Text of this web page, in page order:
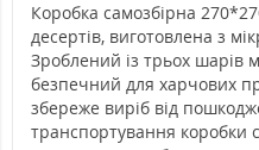
Коробка самозбірна
десертів, виготовлена ​​з
Зроблений із трьох шарів
безпечний для харчових
збереже виріб від
транспортування коробки